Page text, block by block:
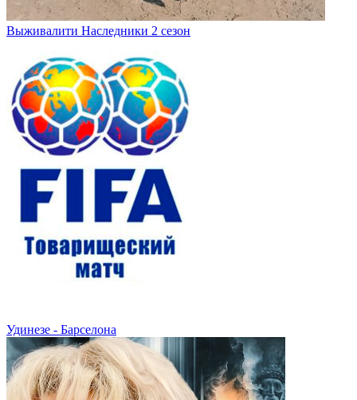
Выживалити Наследники 2 сезон
Удинезе - Барселона